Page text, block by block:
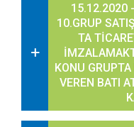
15.12.2020
10.GRUP
TA
KONU
VEREN BATI